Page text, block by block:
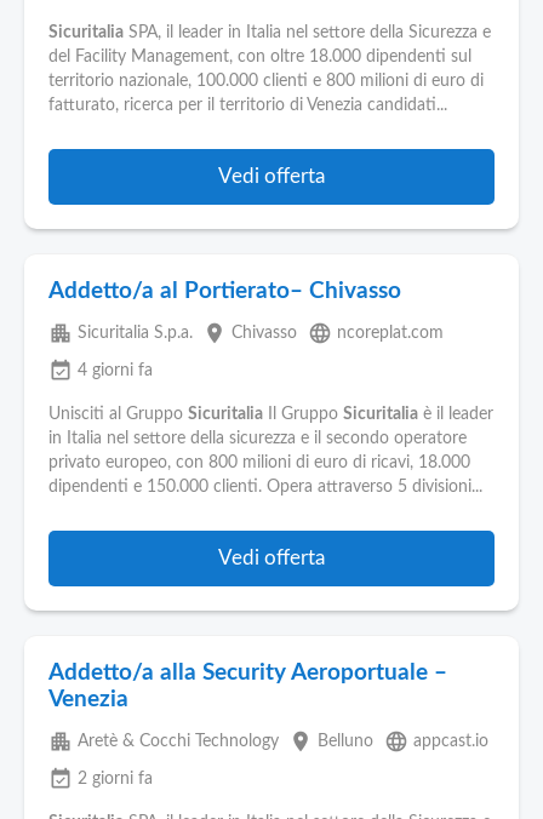
Sicuritalia SPA, il leader in Italia nel settore della Sicurezza e
del Facility Management, con oltre 18.000 dipendenti sul
territorio nazionale, 100.000 clienti e 800 milioni di euro di
fatturato, ricerca per il territorio di Venezia candidati...
Vedi offerta
Addetto/a al Portierato– Chivasso
apartment Sicuritalia S.p.a. place Chivasso language ncoreplat.com
event_available 4 giorni fa
Unisciti al Gruppo Sicuritalia Il Gruppo Sicuritalia è il leader
in Italia nel settore della sicurezza e il secondo operatore
privato europeo, con 800 milioni di euro di ricavi, 18.000
dipendenti e 150.000 clienti. Opera attraverso 5 divisioni...
Vedi offerta
Addetto/a alla Security Aeroportuale –
Venezia
apartment Aretè & Cocchi Technology place Belluno language appcast.io
event_available 2 giorni fa